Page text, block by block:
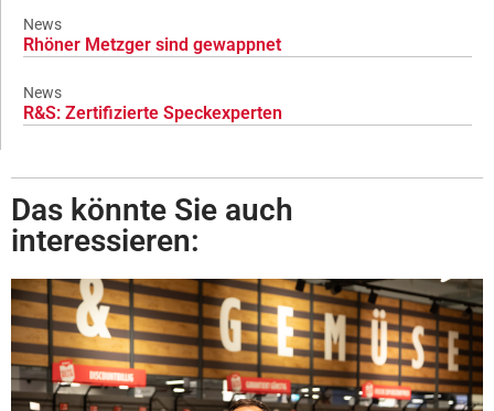
News
Rhöner Metzger sind gewappnet
News
R&S: Zertifizierte Speckexperten
Das könnte Sie auch
interessieren: